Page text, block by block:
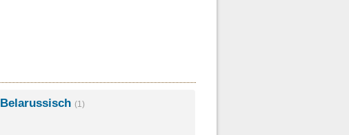
Belarussisch (1)